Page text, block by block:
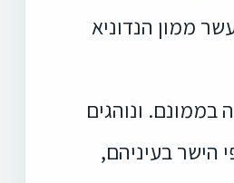
ממון הנדוניא
ונוהגים
הישר בעיניהם,